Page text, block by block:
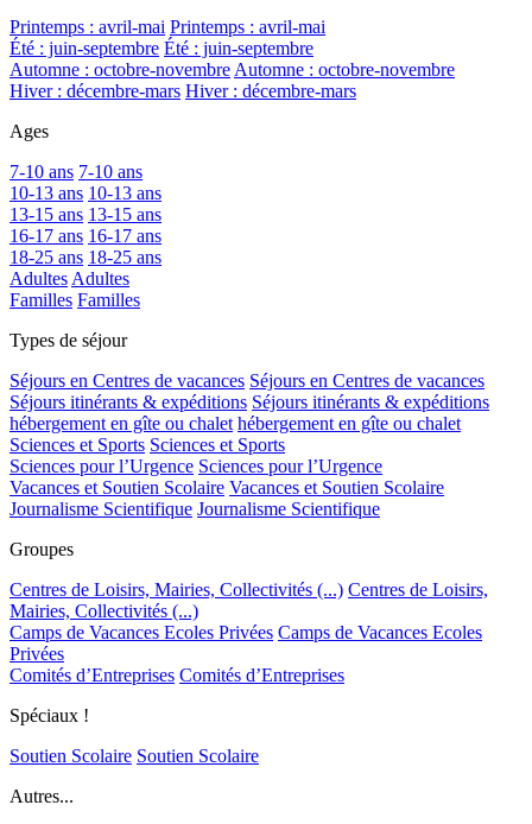
Printemps : avril-mai Printemps : avril-mai
Été : juin-septembre Été : juin-septembre
Automne : octobre-novembre Automne : octobre-novembre
Hiver : décembre-mars Hiver : décembre-mars
Ages
7-10 ans 7-10 ans
10-13 ans 10-13 ans
13-15 ans 13-15 ans
16-17 ans 16-17 ans
18-25 ans 18-25 ans
Adultes Adultes
Familles Familles
Types de séjour
Séjours en Centres de vacances Séjours en Centres de vacances
Séjours itinérants & expéditions Séjours itinérants & expéditions
hébergement en gîte ou chalet hébergement en gîte ou chalet
Sciences et Sports Sciences et Sports
Sciences pour l’Urgence Sciences pour l’Urgence
Vacances et Soutien Scolaire Vacances et Soutien Scolaire
Journalisme Scientifique Journalisme Scientifique
Groupes
Centres de Loisirs, Mairies, Collectivités (...) Centres de Loisirs,
Mairies, Collectivités (...)
Camps de Vacances Ecoles Privées Camps de Vacances Ecoles
Privées
Comités d’Entreprises Comités d’Entreprises
Spéciaux !
Soutien Scolaire Soutien Scolaire
Autres...